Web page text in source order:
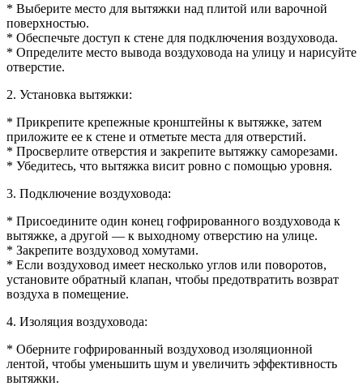
* Выберите место для вытяжки над плитой или варочной
поверхностью.
* Обеспечьте доступ к стене для подключения воздуховода.
* Определите место вывода воздуховода на улицу и нарисуйте
отверстие.
2. Установка вытяжки:
* Прикрепите крепежные кронштейны к вытяжке, затем
приложите ее к стене и отметьте места для отверстий.
* Просверлите отверстия и закрепите вытяжку саморезами.
* Убедитесь, что вытяжка висит ровно с помощью уровня.
3. Подключение воздуховода:
* Присоедините один конец гофрированного воздуховода к
вытяжке, а другой — к выходному отверстию на улице.
* Закрепите воздуховод хомутами.
* Если воздуховод имеет несколько углов или поворотов,
установите обратный клапан, чтобы предотвратить возврат
воздуха в помещение.
4. Изоляция воздуховода:
* Оберните гофрированный воздуховод изоляционной
лентой, чтобы уменьшить шум и увеличить эффективность
вытяжки.